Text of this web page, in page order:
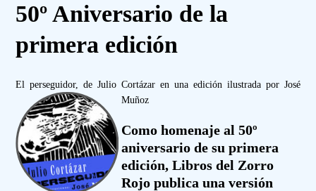
50º Aniversario de la
primera edición
El perseguidor, de Julio Cortázar en una edición ilustrada por José
Muñoz
Como homenaje al 50º
aniversario de su primera
edición, Libros del Zorro
Rojo publica una versión